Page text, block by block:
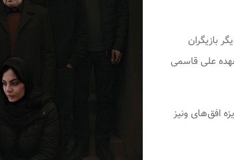
بازیگران
علی قاسمی
افق‌های ونیز